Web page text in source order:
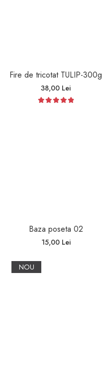
Fire de tricotat TULIP-300g
38,00 Lei
Baza poseta 02
15,00 Lei
NOU